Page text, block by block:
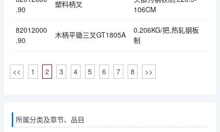
.90
塑料柄叉
106CM
82012000
.90
木柄平锄三叉GT1805A
0.206KG/把,热轧钢板
制
<< 1 2 3 4 5 6 7 8 >>
所属分类及章节、品目